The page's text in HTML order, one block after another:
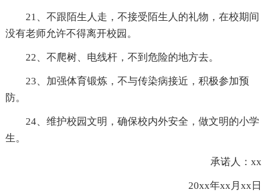
21、不跟陌生人走，不接受陌生人的礼物，在校期间
没有老师允许不得离开校园。
22、不爬树、电线杆，不到危险的地方去。
23、加强体育锻炼，不与传染病接近，积极参加预
防。
24、维护校园文明，确保校内外安全，做文明的小学
生。
承诺人：xx
20xx年xx月xx日